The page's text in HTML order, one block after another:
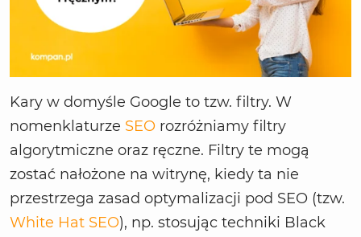
Kary w domyśle Google to tzw. filtry. W
nomenklaturze SEO rozróżniamy filtry
algorytmiczne oraz ręczne. Filtry te mogą
zostać nałożone na witrynę, kiedy ta nie
przestrzega zasad optymalizacji pod SEO (tzw.
White Hat SEO), np. stosując techniki Black